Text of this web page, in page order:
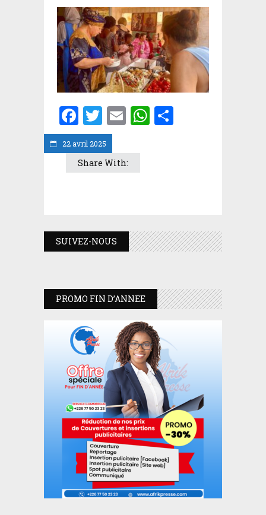
22 avril 2025
Facebook
Twitter
EmailWhatsApp
Share With:
SUIVEZ-NOUS
PROMO FIN D’ANNEE